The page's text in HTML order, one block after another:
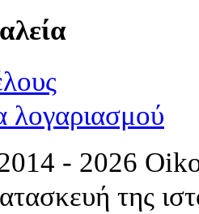
λογαριασμού
- 2026
της